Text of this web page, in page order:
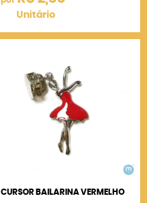
Unitário
CURSOR BAILARINA VERMELHO